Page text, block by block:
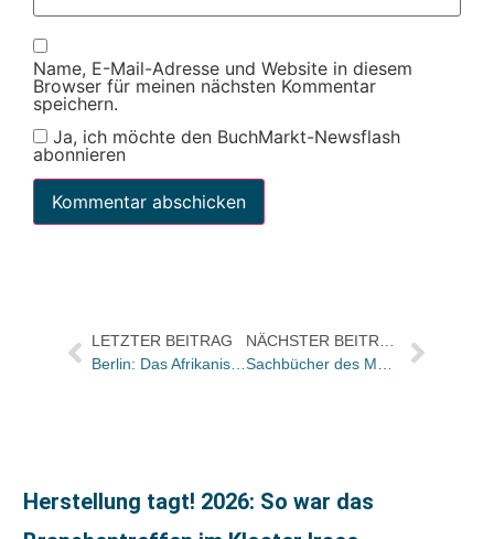
Name, E-Mail-Adresse und Website in diesem
Browser für meinen nächsten Kommentar
speichern.
Ja, ich möchte den BuchMarkt-Newsflash
abonnieren
LETZTER BEITRAG
Berlin: Das Afrikanische Literaturfestival geht in die zweite Runde
Herstellung tagt! 2026: So war das